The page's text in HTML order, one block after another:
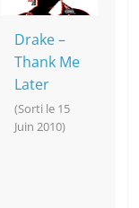
Drake –
Thank Me
Later
(Sorti le 15
Juin 2010)